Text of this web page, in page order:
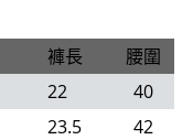
褲長
腰圍
22
40
23.5
42